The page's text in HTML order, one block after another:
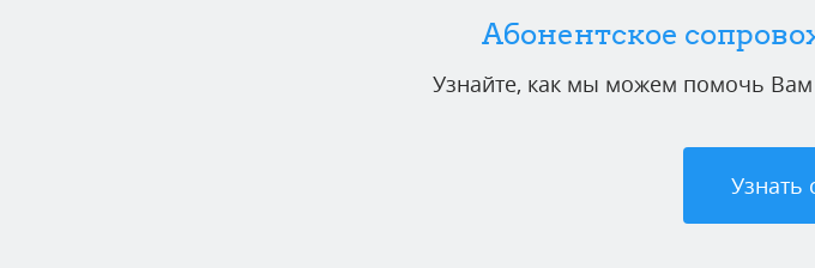
Абонентское
Узнайте, как мы можем помочь
Узнать